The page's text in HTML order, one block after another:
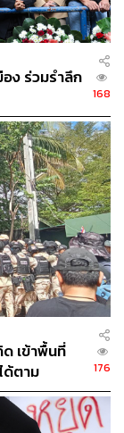
อง ร่วมรำลึก
168
เข้าพื้นที่
ตาม
176